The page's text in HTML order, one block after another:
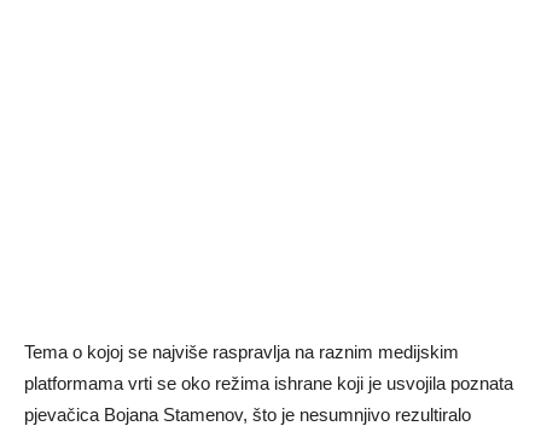
Tema o kojoj se najviše raspravlja na raznim medijskim
platformama vrti se oko režima ishrane koji je usvojila poznata
pjevačica Bojana Stamenov, što je nesumnjivo rezultiralo